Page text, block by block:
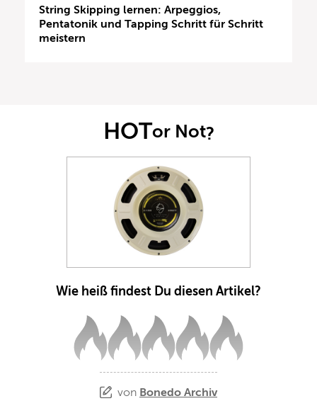
String Skipping lernen: Arpeggios,
Pentatonik und Tapping Schritt für Schritt
meistern
HOTor Not?
Wie heiß findest Du diesen Artikel?
von Bonedo Archiv